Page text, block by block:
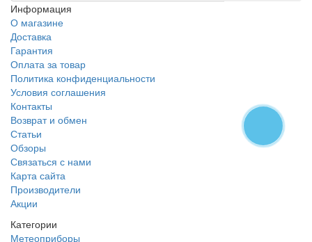
Информация
О магазине
Доставка
Гарантия
Оплата за товар
Политика конфиденциальности
Условия соглашения
Контакты
Возврат и обмен
Статьи
Обзоры
Связаться с нами
Карта сайта
Производители
Акции
Категории
Метеоприборы